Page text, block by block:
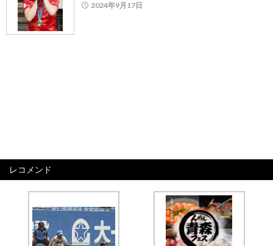
2024年9月17日
レコメンド